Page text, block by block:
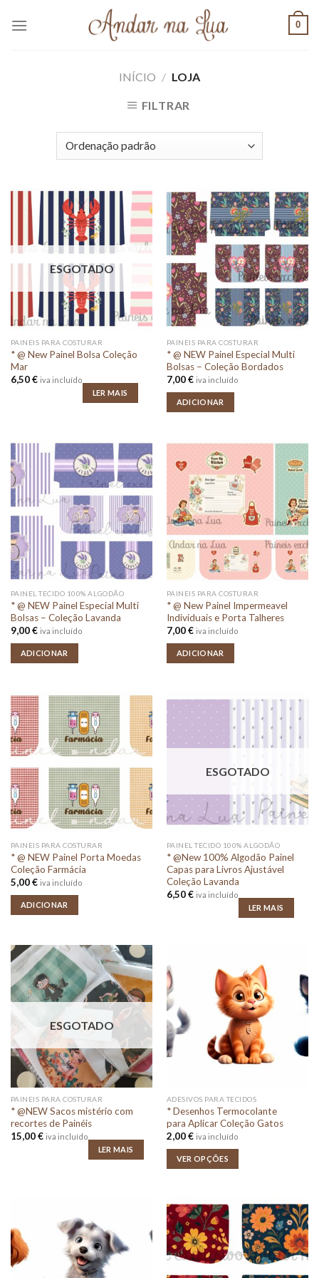
0
INÍCIO / LOJA
FILTRAR
ESGOTADO
PAINEIS PARA COSTURAR
* @ New Painel Bolsa Coleção
Mar
6,50€ iva incluído
LER MAIS
PAINEIS PARA COSTURAR
* @ NEW Painel Especial Multi
Bolsas – Coleção Bordados
7,00€ iva incluído
ADICIONAR
PAINEL TECIDO 100% ALGODÃO
* @ NEW Painel Especial Multi
Bolsas – Coleção Lavanda
9,00€ iva incluído
ADICIONAR
PAINEIS PARA COSTURAR
* @ New Painel Impermeavel
Individuais e Porta Talheres
7,00€ iva incluído
ADICIONAR
PAINEIS PARA COSTURAR
* @ NEW Painel Porta Moedas
Coleção Farmácia
5,00€ iva incluído
ADICIONAR
ESGOTADO
PAINEL TECIDO 100% ALGODÃO
* @New 100% Algodão Painel
Capas para Livros Ajustável
Coleção Lavanda
6,50€ iva incluído
LER MAIS
ESGOTADO
PAINEIS PARA COSTURAR
* @NEW Sacos mistério com
recortes de Painéis
15,00€ iva incluído
LER MAIS
ADESIVOS PARA TECIDOS
* Desenhos Termocolante
para Aplicar Coleção Gatos
2,00€ iva incluído
VER OPÇÕES